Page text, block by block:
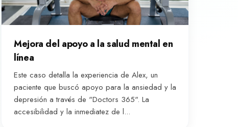
Mejora del apoyo a la salud mental en
línea
Este caso detalla la experiencia de Alex, un
paciente que buscó apoyo para la ansiedad y la
depresión a través de "Doctors 365". La
accesibilidad y la inmediatez de l...